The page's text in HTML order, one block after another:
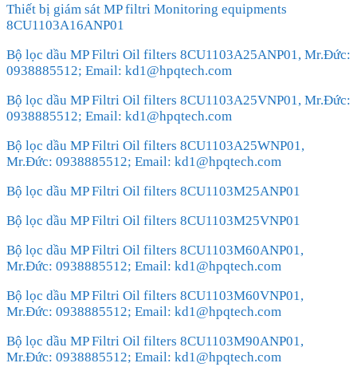
Thiết bị giám sát MP filtri Monitoring equipments
8CU1103A16ANP01
Bộ lọc dầu MP Filtri Oil filters 8CU1103A25ANP01, Mr.Đức:
0938885512; Email: kd1@hpqtech.com
Bộ lọc dầu MP Filtri Oil filters 8CU1103A25VNP01, Mr.Đức:
0938885512; Email: kd1@hpqtech.com
Bộ lọc dầu MP Filtri Oil filters 8CU1103A25WNP01,
Mr.Đức: 0938885512; Email: kd1@hpqtech.com
Bộ lọc dầu MP Filtri Oil filters 8CU1103M25ANP01
Bộ lọc dầu MP Filtri Oil filters 8CU1103M25VNP01
Bộ lọc dầu MP Filtri Oil filters 8CU1103M60ANP01,
Mr.Đức: 0938885512; Email: kd1@hpqtech.com
Bộ lọc dầu MP Filtri Oil filters 8CU1103M60VNP01,
Mr.Đức: 0938885512; Email: kd1@hpqtech.com
Bộ lọc dầu MP Filtri Oil filters 8CU1103M90ANP01,
Mr.Đức: 0938885512; Email: kd1@hpqtech.com